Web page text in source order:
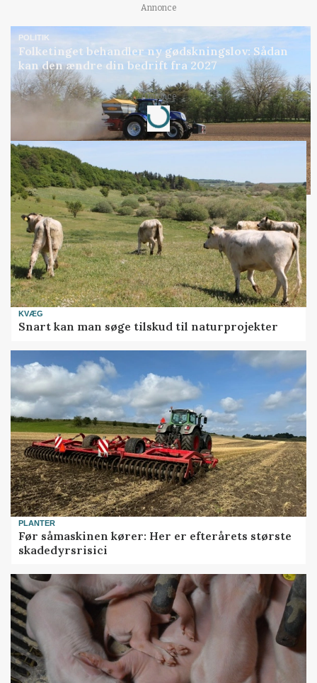
Annonce
POLITIK
Folketinget behandler ny gødskningslov: Sådan
kan den ændre din bedrift fra 2027
Annonce
Loading...
KVÆG
Snart kan man søge tilskud til naturprojekter
PLANTER
Før såmaskinen kører: Her er efterårets største
skadedyrsrisici